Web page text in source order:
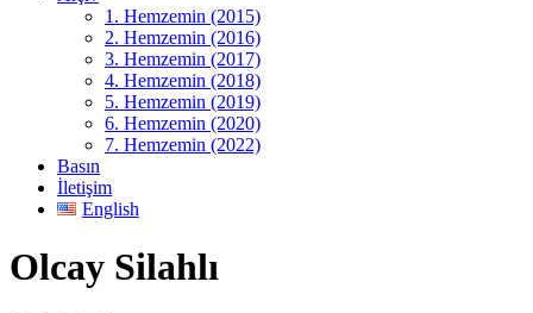
1. Hemzemin (2015)
2. Hemzemin (2016)
3. Hemzemin (2017)
4. Hemzemin (2018)
5. Hemzemin (2019)
6. Hemzemin (2020)
7. Hemzemin (2022)
Basın
İletişim
English
Olcay Silahlı